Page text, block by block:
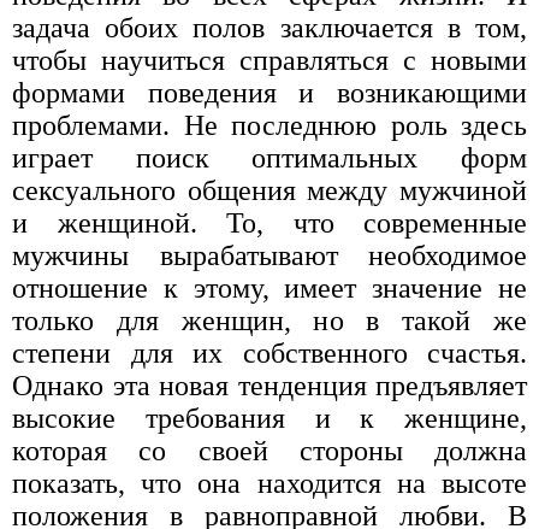
задача обоих полов заключается в том,
чтобы научиться справляться с новыми
формами поведения и возникающими
проблемами. Не последнюю роль здесь
играет поиск оптимальных форм
сексуального общения между мужчиной
и женщиной. То, что современные
мужчины вырабатывают необходимое
отношение к этому, имеет значение не
только для женщин, но в такой же
степени для их собственного счастья.
Однако эта новая тенденция предъявляет
высокие требования и к женщине,
которая со своей стороны должна
показать, что она находится на высоте
положения в равноправной любви. В